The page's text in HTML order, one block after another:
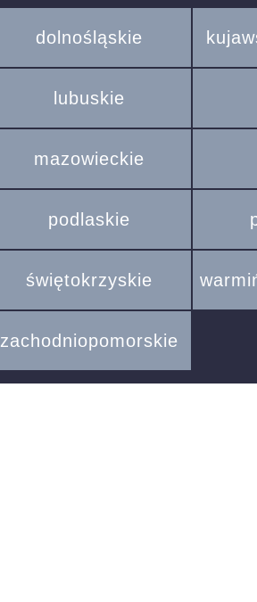
dolnośląskie
lubuskie
mazowieckie
podlaskie
świętokrzyskie
zachodniopomorskie